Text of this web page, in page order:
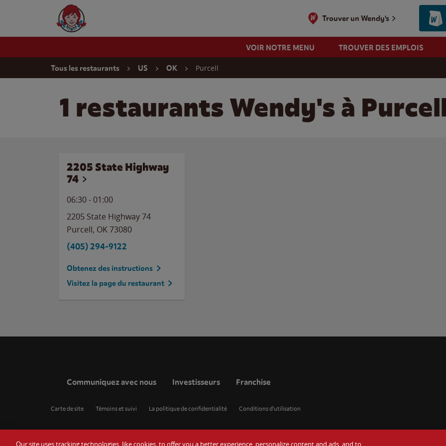
Wendy's Website Home
Trouver un Wendy's
VOIR NOTRE MENU TROUVER DES EMPLOIS
Return to NavTous les restaurants US OK Purcell
1 restaurants Wendy's à
2205 State Highway
74
06:30- 01:00
2205 State Highway 74
Purcell, OK73080
(405) 294-9122
Obtenez des instructions
Visitez la page du restaurant
Communiquez avec nous Investisseurs Franchise
Carte de site Témoins et suivi La politique de confidentialité Conditions d'utilisation
Our site uses tracking technologies, like cookies, to offer you a better experience, personalize content and ads, and to